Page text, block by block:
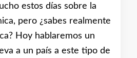
estos días sobre la
pero ¿sabes realmente
Hoy hablaremos un
a un país a este tipo de